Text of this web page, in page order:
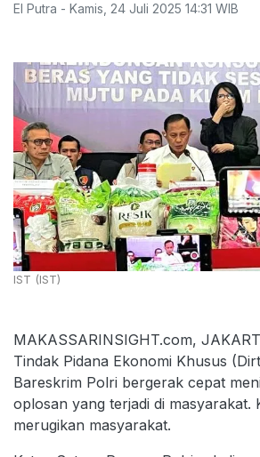
El Putra - Kamis 24 Juli 2025 14:31 WIB
IST (IST)
MAKASSARINSIGHT.com,
Tindak Pidana Ekonomi Khusus
Bareskrim Polri bergerak cepat
oplosan yang terjadi di masyarakat.
merugikan masyarakat.